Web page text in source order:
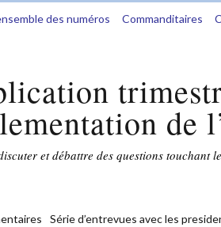
des numéros Commanditaires
de
et débattre des questions touchant
Série d’entrevues avec les